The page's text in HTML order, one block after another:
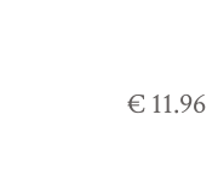
€ 11.96